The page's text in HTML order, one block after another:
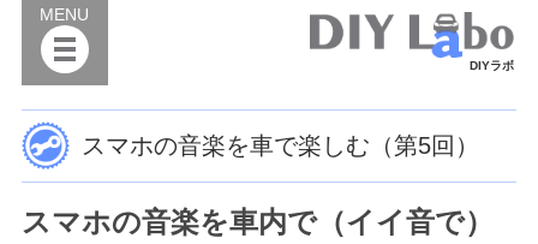
DIYラボ
MENU
スマホの音楽を車で楽しむ（第5回）
スマホの音楽を車内で（イイ音で）